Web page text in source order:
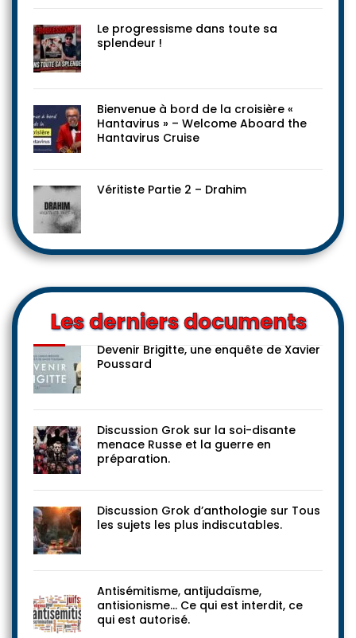
Le progressisme dans toute sa
splendeur !
Bienvenue à bord de la croisière «
Hantavirus » – Welcome Aboard the
Hantavirus Cruise
Véritiste Partie 2 – Drahim
Les derniers documents
Devenir Brigitte, une enquête de Xavier
Poussard
Discussion Grok sur la soi-disante
menace Russe et la guerre en
préparation.
Discussion Grok d’anthologie sur Tous
les sujets les plus indiscutables.
Antisémitisme, antijudaïsme,
antisionisme… Ce qui est interdit, ce
qui est autorisé.